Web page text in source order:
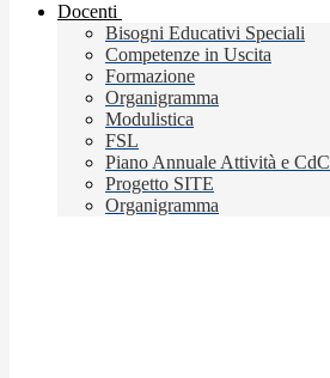
Docenti
Bisogni Educativi Speciali
Competenze in Uscita
Formazione
Organigramma
Modulistica
FSL
Piano Annuale Attività e CdC
Progetto SITE
Organigramma